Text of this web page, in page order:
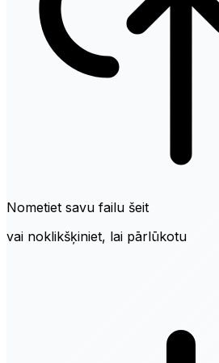
Nometiet savu failu šeit
vai noklikšķiniet, lai pārlūkotu